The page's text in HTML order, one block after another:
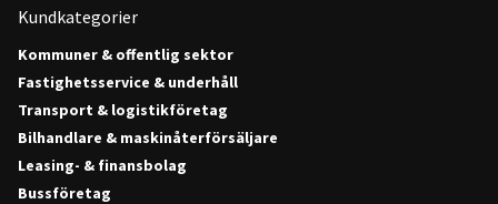
Kundkategorier
Kommuner & offentlig sektor
Fastighetsservice & underhåll
Transport & logistikföretag
Bilhandlare & maskinåterförsäljare
Leasing- & finansbolag
Bussföretag